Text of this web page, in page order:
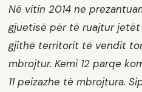
Në vitin 2014 ne
gjuetisë për të ruajtur jetët
gjithë territorit të vendit
mbrojtur. Kemi 12 parqe
11 peizazhe të mbrojtura.